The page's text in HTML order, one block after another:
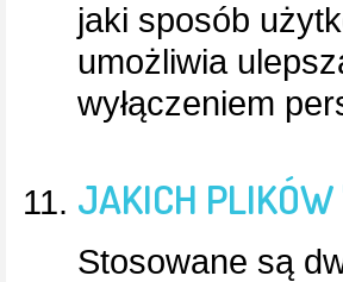
jaki sposób
umożliwia
wyłączeniem
JAKICH
Stosowane są